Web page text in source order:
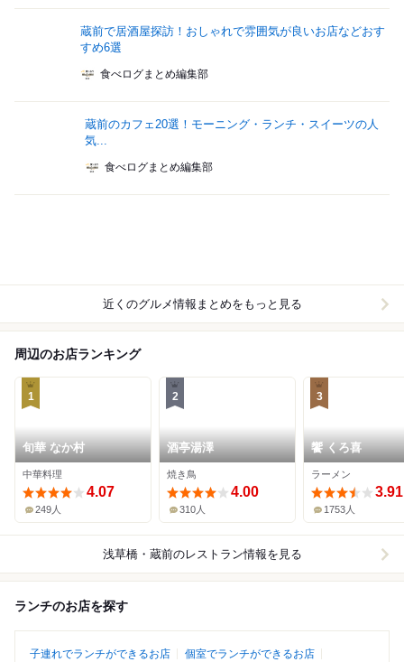
蔵前で居酒屋探訪！おしゃれで雰囲気が良いお店などおす
すめ6選
食べログまとめ編集部
蔵前のカフェ20選！モーニング・ランチ・スイーツの人
気...
食べログまとめ編集部
近くのグルメ情報まとめをもっと見る
周辺のお店ランキング
1
旬華 なか村
中華料理
4.07
249人
2
酒亭湯澤
焼き鳥
4.00
310人
3
饗 くろ喜
ラーメン
3.91
1753人
浅草橋・蔵前のレストラン情報を見る
ランチのお店を探す
子連れでランチができるお店
個室でランチができるお店